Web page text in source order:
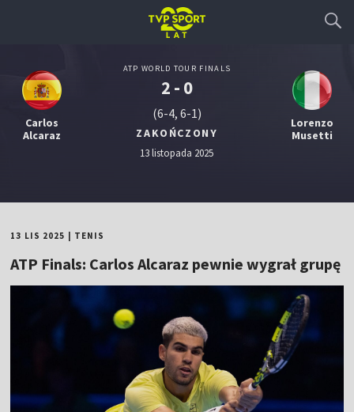
Carlos
Alcaraz
ATP WORLD TOUR FINALS
2 - 0
(6-4, 6-1)
ZAKOŃCZONY
13 listopada 2025
Lorenzo
Musetti
13 LIS 2025 TENIS
ATP Finals: Carlos Alcaraz pewnie wygrał grupę